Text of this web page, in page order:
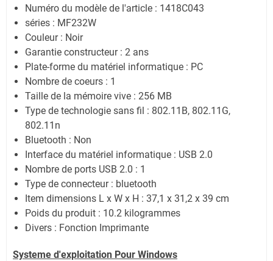
Numéro du modèle de l'article : 1418C043
séries : MF232W
Couleur : Noir
Garantie constructeur : 2 ans
Plate-forme du matériel informatique : PC
Nombre de coeurs : 1
Taille de la mémoire vive : 256 MB
Type de technologie sans fil : 802.11B, 802.11G,
802.11n
Bluetooth : Non
Interface du matériel informatique : USB 2.0
Nombre de ports USB 2.0 : 1
Type de connecteur : bluetooth
Item dimensions L x W x H : 37,1 x 31,2 x 39 cm
Poids du produit : 10.2 kilogrammes
Divers : Fonction Imprimante
Systeme d'exploitation Pour Windows